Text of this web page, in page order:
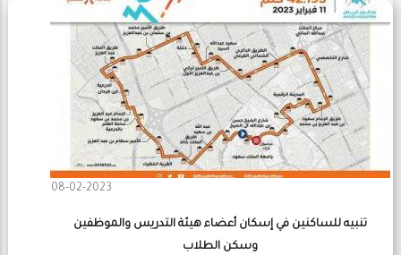
08-02-2023
تنبيه للساكنين في إسكان أعضاء هيئة التدريس والموظفين
وسكن الطلاب